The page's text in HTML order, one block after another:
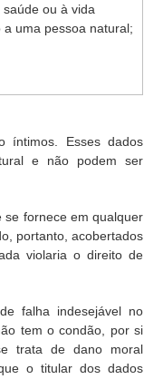
ou à vida
uma pessoa natural;
íntimos. Esses dados
e não podem ser
se fornece em qualquer
portanto, acobertados
violaria o direito de
falha indesejável no
tem o condão, por si
trata de dano moral
o titular dos dados